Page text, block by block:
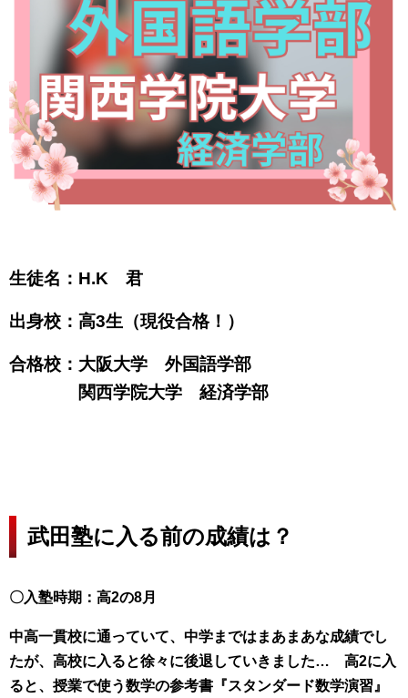
生徒名：H.K 君
出身校：高3生（現役合格！）
合格校：大阪大学 外国語学部
関西学院大学 経済学部
武田塾に入る前の成績は？
〇入塾時期：高2の8月
中高一貫校に通っていて、中学まではまあまあな成績でし
たが、高校に入ると徐々に後退していきました… 高2に入
ると、授業で使う数学の参考書『スタンダード数学演習』